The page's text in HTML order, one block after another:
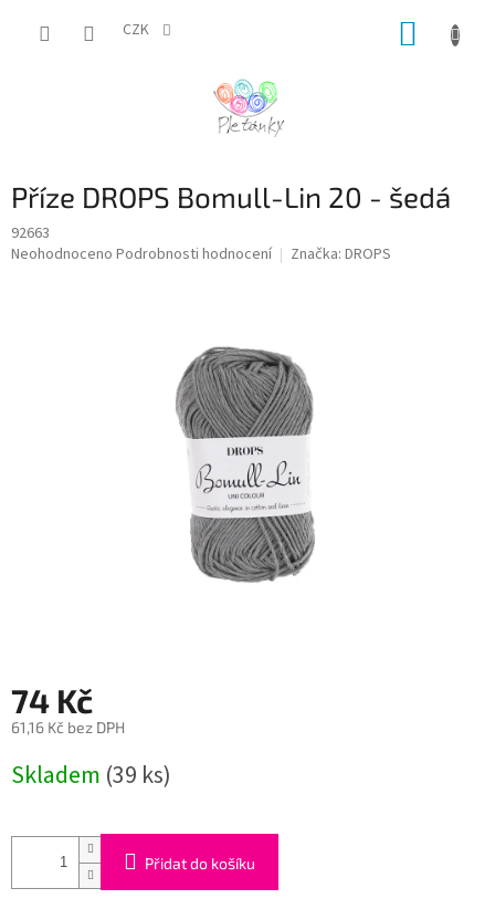
CZK
Příze DROPS Bomull-Lin 20 - šedá
92663
Průměrné
Neohodnoceno Podrobnosti hodnocení Značka: DROPS
74 Kč
61,16 Kč bez DPH
cena:
Skladem (39 ks)
Přidat do košíku